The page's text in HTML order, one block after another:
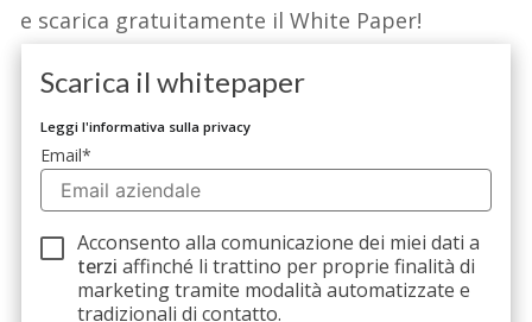
e scarica gratuitamente il White Paper!
Scarica il whitepaper
Leggi l'informativa sulla privacy
Email*
Acconsento alla comunicazione dei miei dati a
terzi affinché li trattino per proprie finalità di
marketing tramite modalità automatizzate e
tradizionali di contatto.